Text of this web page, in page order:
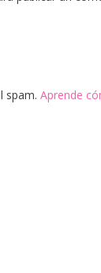
spam. Aprende